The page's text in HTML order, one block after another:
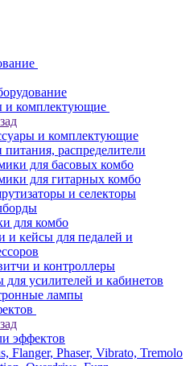
и комплектующие
и комплектующие
питания, распределители
для басовых комбо
для гитарных комбо
и селекторы
для комбо
и кейсы для педалей и
и контроллеры
для усилителей и кабинетов
лампы
эффектов
Flanger, Phaser, Vibrato, Tremolo